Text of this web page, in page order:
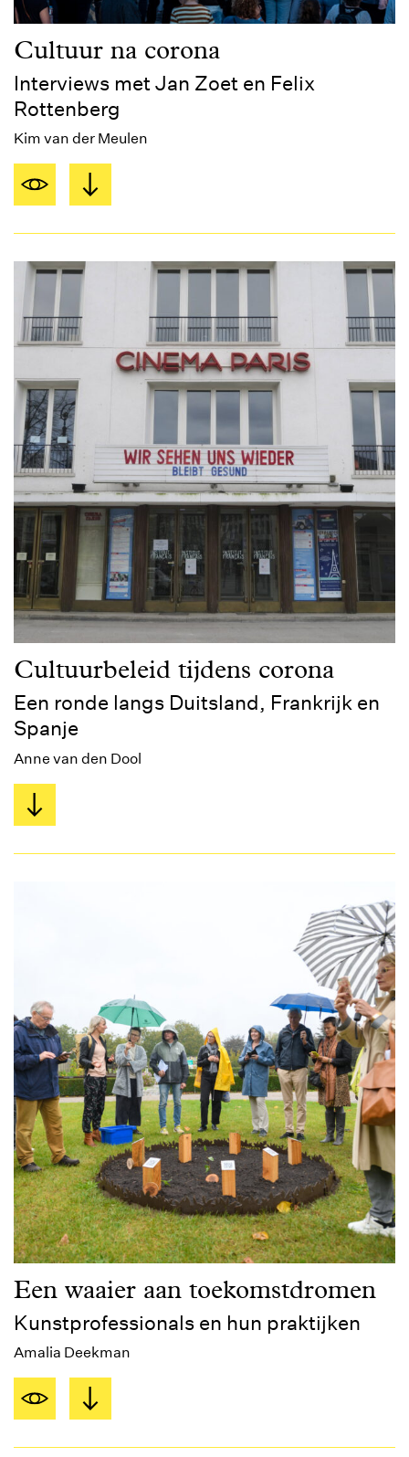
Cultuur na corona
Interviews met Jan Zoet en Felix
Rottenberg
Kim van der Meulen
Cultuurbeleid tijdens corona
Een ronde langs Duitsland, Frankrijk en
Spanje
Anne van den Dool
Een waaier aan toekomstdromen
Kunstprofessionals en hun praktijken
Amalia Deekman